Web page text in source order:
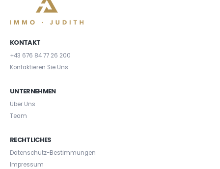
KONTAKT
+43 676 84 77 26 200
Kontaktieren Sie Uns
UNTERNEHMEN
Über Uns
Team
RECHTLICHES
Datenschutz-Bestimmungen
Impressum